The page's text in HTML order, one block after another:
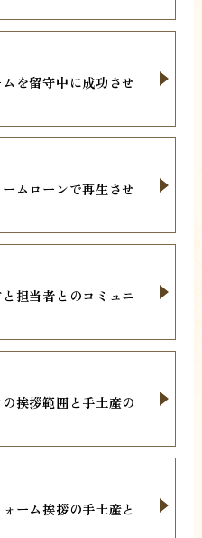
を留守中に成功させ
ムローンで再生させ
担当者とのコミュニ
挨拶範囲と手土産の
ーム挨拶の手土産と